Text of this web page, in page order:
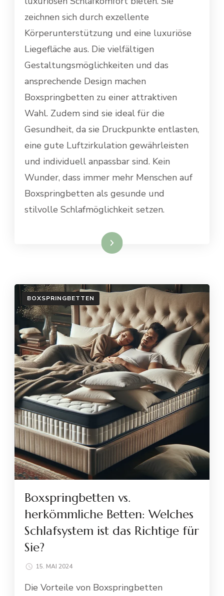
zeichnen sich durch exzellente
Körperunterstützung und eine luxuriöse
Liegefläche aus. Die vielfältigen
Gestaltungsmöglichkeiten und das
ansprechende Design machen
Boxspringbetten zu einer attraktiven
Wahl. Zudem sind sie ideal für die
Gesundheit, da sie Druckpunkte entlasten,
eine gute Luftzirkulation gewährleisten
und individuell anpassbar sind. Kein
Wunder, dass immer mehr Menschen auf
Boxspringbetten als gesunde und
stilvolle Schlafmöglichkeit setzen.
Weiterlesen
BOXSPRINGBETTEN
Boxspringbetten vs.
herkömmliche Betten: Welches
Schlafsystem ist das Richtige für
Sie?
15. MAI 2024
Die Vorteile von Boxspringbetten